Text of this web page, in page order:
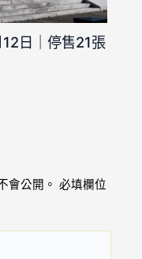
日｜停售21張
會公開。 必填欄位